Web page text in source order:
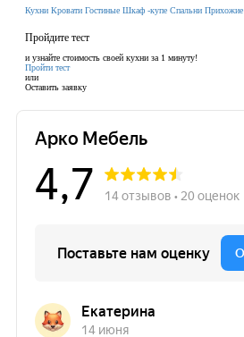
Кухни Кровати Гостиные Шкаф -купе Спальни Прихожие
Пройдите тест
и узнайте стоимость своей кухни за 1 минуту!
Пройти тест
или
Оставить заявку